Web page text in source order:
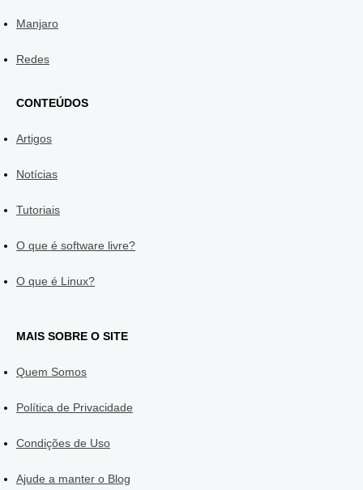
Manjaro
Redes
CONTEÚDOS
Artigos
Notícias
Tutoriais
O que é software livre?
O que é Linux?
MAIS SOBRE O SITE
Quem Somos
Política de Privacidade
Condições de Uso
Ajude a manter o Blog